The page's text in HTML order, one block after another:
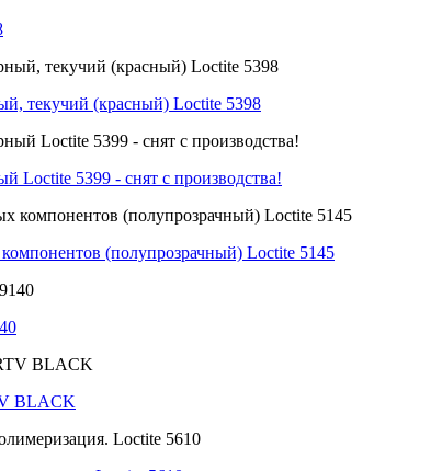
текучий (красный) Loctite 5398
Loctite 5399 - снят с производства!
(полупрозрачный) Loctite 5145
BLACK